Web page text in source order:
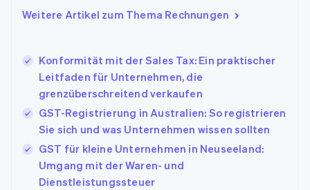
Weitere Artikel zum Thema Rechnungen
Konformität mit der Sales Tax: Ein praktischer
Leitfaden für Unternehmen, die
grenzüberschreitend verkaufen
GST-Registrierung in Australien: So registrieren
Sie sich und was Unternehmen wissen sollten
GST für kleine Unternehmen in Neuseeland:
Umgang mit der Waren- und
Dienstleistungssteuer
English
Italien
ItalianoEnglish
Japan
English
Kanada
EnglishFrançais
Kroatien
English Italiano